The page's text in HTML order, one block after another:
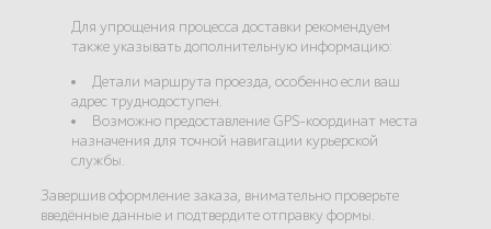
Для упрощения процесса доставки рекомендуем
также указывать дополнительную информацию:
Детали маршрута проезда, особенно если ваш
адрес труднодоступен.
Возможно предоставление GPS-координат места
назначения для точной навигации курьерской
службы.
Завершив оформление заказа, внимательно проверьте
введённые данные и подтвердите отправку формы.